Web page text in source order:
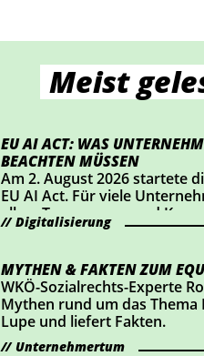
Meist
EU AI ACT: WAS
BEACHTEN MÜSSEN
Am 2. August 2026 startete
EU AI Act. Für viele
allem Transparenz und
Mittelpunkt. Wer KI-
sollte jetzt prüfen, ob
Digitalisierung
MYTHEN & FAKTEN ZUM
WKÖ-Sozialrechts-Experte
Mythen rund um das Thema
Lupe und liefert Fakten.
Unternehmertum